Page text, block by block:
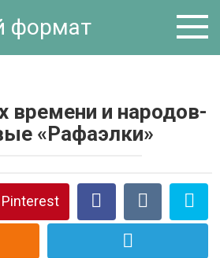
формат
времени и народов-
«Рафаэлки»